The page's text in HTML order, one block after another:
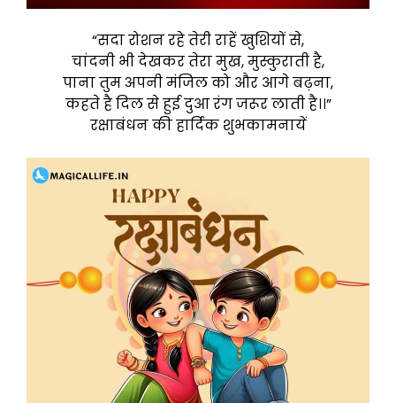
“सदा रोशन रहे तेरी राहें खुशियों से,
चांदनी भी देखकर तेरा मुख, मुस्कुराती है,
पाना तुम अपनी मंजिल को और आगे बढ़ना,
कहते है दिल से हुई दुआ रंग जरूर लाती है।।”
रक्षाबंधन की हार्दिक शुभकामनायें